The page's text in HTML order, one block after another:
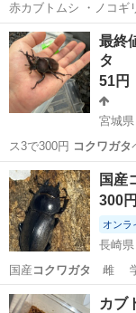
赤カブトムシ ・ノコギ
相談 オス …
茨城 笠間市 岩
最終
タ
51円
宮城
ス3で300円 コクワガタ
のメスは判別10…
宮城 富谷市 泉
国
300円
オンラ
長崎
国産 コクワガタ 雌 学
長崎 佐世保市
カブ